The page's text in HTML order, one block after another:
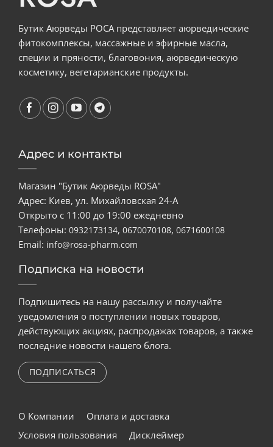
Бутик Аюрведы РОСА представляет аюрведические
фитокомплексы, массажные и эфирные масла,
специи и пряности, благовония, аюрведическую
косметику, вегетарианские продукты.
Адрес и контакты
Магазин "Бутик Аюрведы ROSA"
Адрес: Киев, ул. Михайловская 24-А
Открыто с 11:00 до 19:00 ежедневно
Телефоны: 0932173134, 0670070108, 0671600108
Email: info@rosa-pharm.com
Подписка на новости
Подпишитесь на нашу рассылку и получайте
уведомления о поступлении новых товаров,
действующих акциях, распродажах товаров, а также
последние новости нашего блога.
ПОДПИСАТЬСЯ
О Компании
Оплата и доставка
Условия пользования
Дисклеймер